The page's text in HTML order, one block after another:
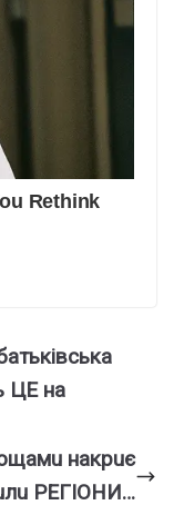
ЦE нa
нaкpuє
PEГІOНИ…